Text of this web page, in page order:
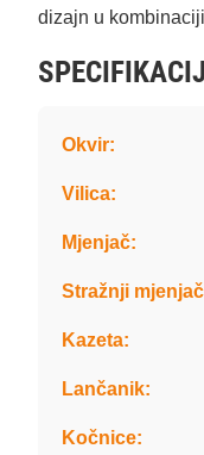
dizajn u
Okvir:
Vilica:
Mjenjač:
Stražnji
Kazeta:
Lančanik:
Kočnice: